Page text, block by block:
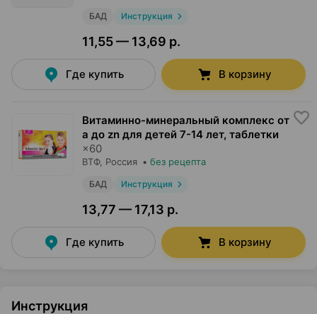
БАД Инструкция
11,55 — 13,69 р.
Где купить В корзину
Витаминно-минеральный комплекс от
a до zn для детей 7-14 лет, таблетки
×60
ВТФ, Россия • без рецепта
БАД Инструкция
13,77 — 17,13 р.
Где купить В корзину
Инструкция